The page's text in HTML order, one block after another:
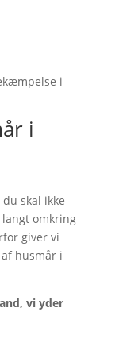
i
skal ikke
langt omkring
giver vi
husmår i
vi yder